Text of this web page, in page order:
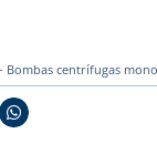
- Bombas centrífugas